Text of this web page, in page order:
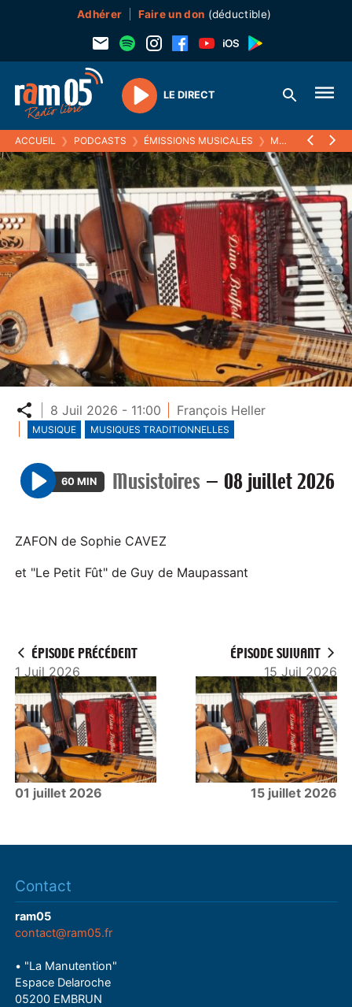
Adhérer Faire un don (déductible)
Play
LE DIRECT
ACCUEIL ❯ PODCASTS ❯ ÉMISSIONS MUSICALES ❯ MUSISTOIRES
Partager
8 Juil 2026 - 11:00 François Heller
MUSIQUE MUSIQUES TRADITIONNELLES
P
a
60 MIN Musistoires — 08 juillet 2026
ZAFON de Sophie CAVEZ
et "Le Petit Fût" de Guy de Maupassant
ÉPISODE PRÉCÉDENT
1 Juil 2026
01 juillet 2026
ÉPISODE SUIVANT
15 Juil 2026
15 juillet 2026
Contact
ram05
contact@ram05.fr
• "La Manutention"
Espace Delaroche
05200 EMBRUN